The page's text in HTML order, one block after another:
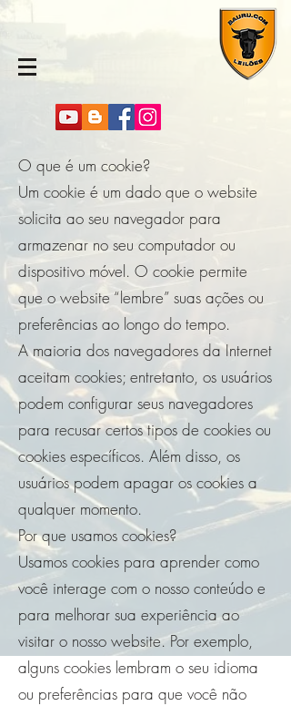
O que é um cookie?
Um cookie é um dado que o website
solicita ao seu navegador para
armazenar no seu computador ou
dispositivo móvel. O cookie permite
que o website “lembre” suas ações ou
preferências ao longo do tempo.
A maioria dos navegadores da Internet
aceitam cookies; entretanto, os usuários
podem configurar seus navegadores
para recusar certos tipos de cookies ou
cookies específicos. Além disso, os
usuários podem apagar os cookies a
qualquer momento.
Por que usamos cookies?
Usamos cookies para aprender como
você interage com o nosso conteúdo e
para melhorar sua experiência ao
visitar o nosso website. Por exemplo,
alguns cookies lembram o seu idioma
ou preferências para que você não